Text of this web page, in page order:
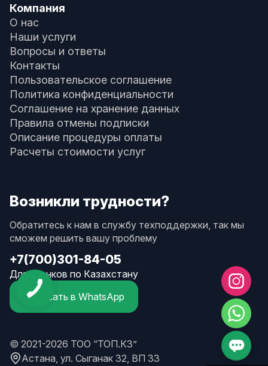
Компания
О нас
Наши услуги
Вопросы и ответы
Контакты
Пользовательское соглашение
Политика конфиденциальности
Соглашение на хранение данных
Правила отмены подписки
Описание процедуры оплаты
Расчеты стоимости услуг
Возникли трудности?
Обратитесь к нам в службу техподдержки, так мы
сможем решить вашу проблему
+7(700)301-84-05
Для звонков по Казахстану
Написать в WhatsApp
© 2021-2026 ТОО “ТОП.КЗ”
Астана, ул. Сыганак 32, ВП 33